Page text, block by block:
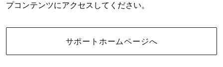
プコンテンツにアクセスしてください。
サポートホームページへ